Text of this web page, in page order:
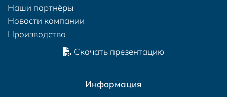
Наши партнёры
Новости компании
Производство
Скачать презентацию
Информация